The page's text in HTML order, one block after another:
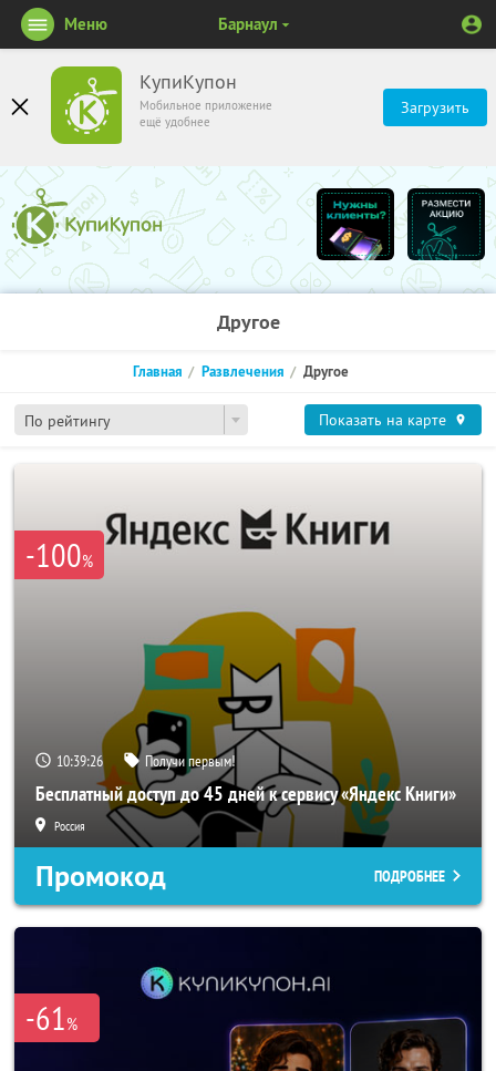
КупиКупон
Мобильное приложение
ещё удобнее
Загрузить
Меню Барнаул
Другое
По рейтингу
Главная Развлечения Другое
Показать на карте
-100%
10:39:25 Получи первым!
Бесплатный доступ до 45 дней к сервису «Яндекс Книги»
Россия
Промокод ПОДРОБНЕЕ
-61%